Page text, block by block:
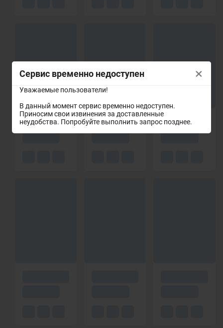
Сервис временно недоступен
Уважаемые пользователи!
В данный момент сервис временно недоступен.
Приносим свои извинения за доставленные
неудобства. Попробуйте выполнить запрос позднее.
×